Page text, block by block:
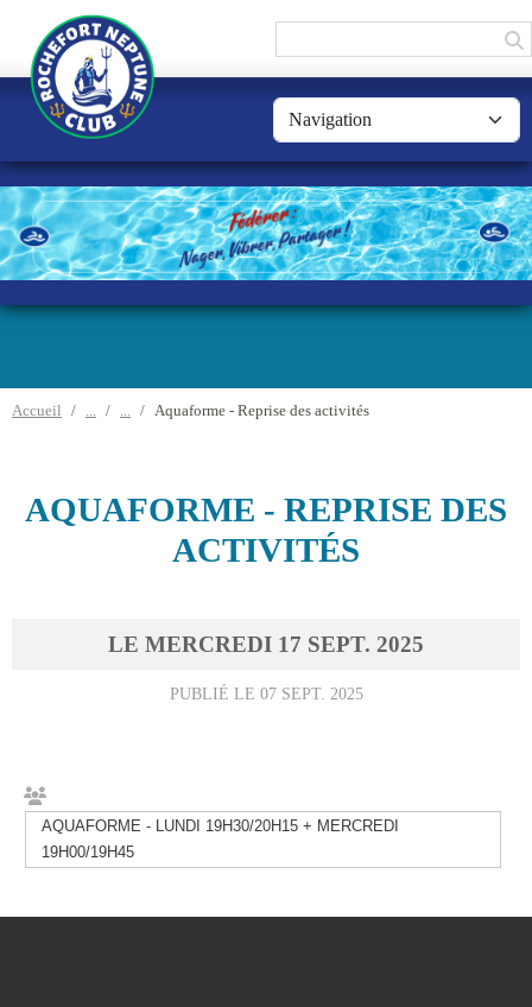
Accueil Aquaforme - Reprise des activités
AQUAFORME - REPRISE DES
ACTIVITÉS
LE MERCREDI 17 SEPT. 2025
PUBLIÉ LE 07 SEPT. 2025
AQUAFORME - LUNDI 19H30/20H15 + MERCREDI
19H00/19H45
Panneau de gestion des cookies